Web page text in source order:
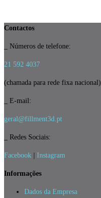
Contactos
_ Números de telefone:
21 592 4037
(chamada para rede fixa nacional)
_ E-mail:
geral@fillment3d.pt
_ Redes Sociais:
Facebook | Instagram
Informações
Dados da Empresa